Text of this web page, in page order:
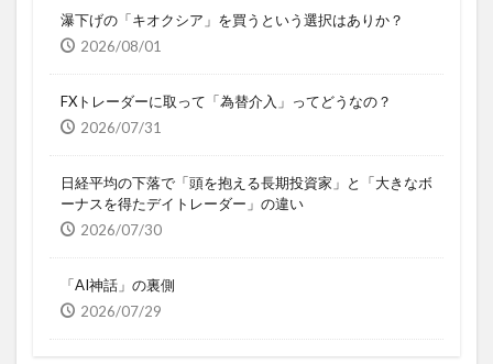
瀑下げの「キオクシア」を買うという選択はありか？
2026/08/01
FXトレーダーに取って「為替介入」ってどうなの？
2026/07/31
日経平均の下落で「頭を抱える長期投資家」と「大きなボ
ーナスを得たデイトレーダー」の違い
2026/07/30
「AI神話」の裏側
2026/07/29